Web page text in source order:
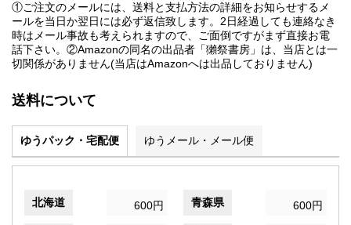
①ご注文のメールには、送料と支払方法の詳細をお知らせするメ
ールを当日か翌日には必ず返信致します。2日経過しても連絡なき
時はメール事故も考えられますので、ご面倒ですがまず直接お電
話下さい。②Amazonの同名の出品者「獺祭書房」は、当店とは一
切関係がありません(当店はAmazonへは出品しておりません)
送料について
ゆうパック・宅配便 ゆうメール・メール便
北海道 600円 青森県 600円